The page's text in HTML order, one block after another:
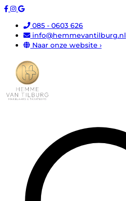
085 - 0603 626
info@hemmevantilburg.nl
Naar onze website ›